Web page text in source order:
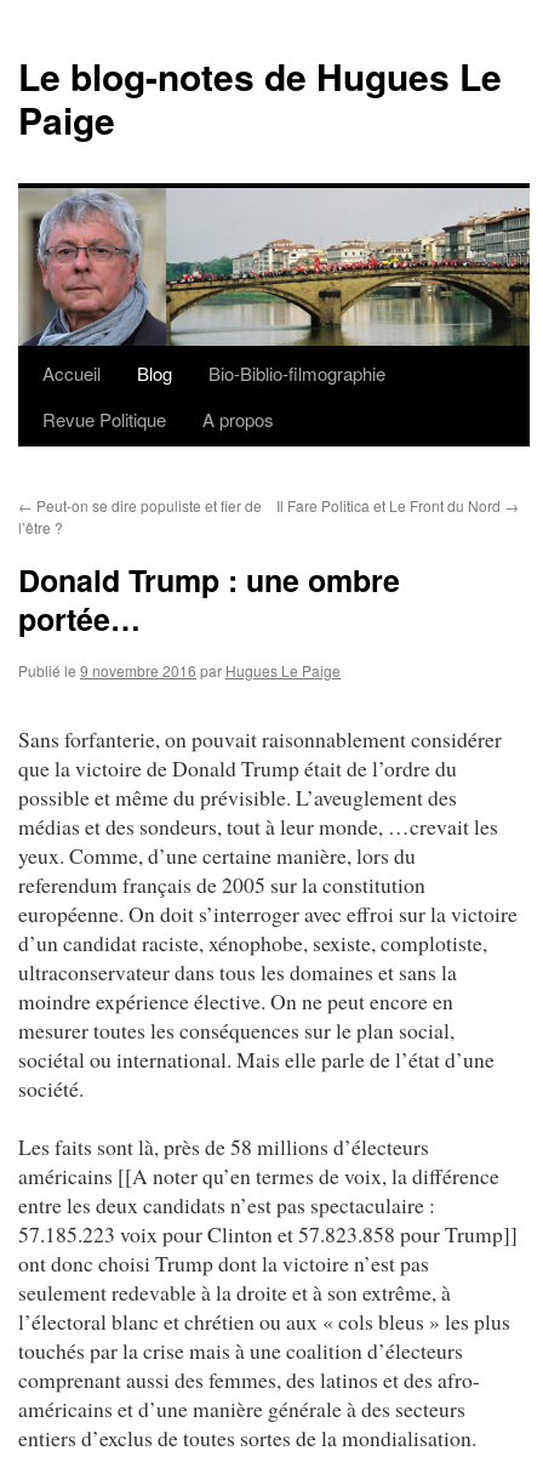
Le blog-notes de Hugues Le
Paige
Aller
Accueil Blog
Bio-Biblio-filmographie
Revue Politique
A propos
← Peut-on se dire populiste et fier de
l’être ?
Il Fare Politica et Le Front du Nord →
Donald Trump : une ombre
portée…
Publié le 9 novembre 2016 par Hugues Le Paige
Sans forfanterie, on pouvait raisonnablement considérer
que la victoire de Donald Trump était de l’ordre du
possible et même du prévisible. L’aveuglement des
médias et des sondeurs, tout à leur monde, …crevait les
yeux. Comme, d’une certaine manière, lors du
referendum français de 2005 sur la constitution
européenne. On doit s’interroger avec effroi sur la victoire
d’un candidat raciste, xénophobe, sexiste, complotiste,
ultraconservateur dans tous les domaines et sans la
moindre expérience élective. On ne peut encore en
mesurer toutes les conséquences sur le plan social,
sociétal ou international. Mais elle parle de l’état d’une
société.
Les faits sont là, près de 58 millions d’électeurs
américains [[A noter qu’en termes de voix, la différence
entre les deux candidats n’est pas spectaculaire :
57.185.223 voix pour Clinton et 57.823.858 pour Trump]]
ont donc choisi Trump dont la victoire n’est pas
seulement redevable à la droite et à son extrême, à
l’électoral blanc et chrétien ou aux « cols bleus » les plus
touchés par la crise mais à une coalition d’électeurs
comprenant aussi des femmes, des latinos et des afro-
américains et d’une manière générale à des secteurs
entiers d’exclus de toutes sortes de la mondialisation.